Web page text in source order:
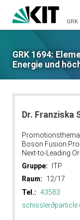
GRK 1694:
Energie und
Dr. Franziska
Boson Fusion
Next-to-Leading
Gruppe:
ITP
Raum:
12/17
Tel.: 43583
schissler∂particle